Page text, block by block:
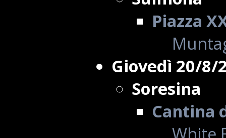
Piazza
Giovedì 20/8/
Soresina
Cantina